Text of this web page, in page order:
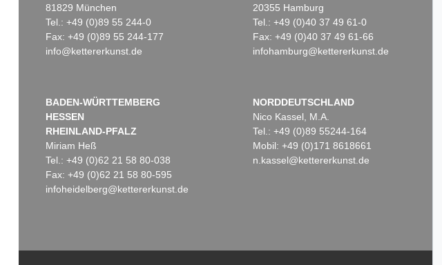
Auktion 407 - Lot 234
Auktion 410 - Lot 1228
Auktion
ANTONI
81829 München
Tel.: +49 (0)89 55 244-0
Fax: +49 (0)89 55 244-177
info@kettererkunst.de
20355 Hamburg
Tel.: +49 (0)40 37 49 61-0
Fax: +49 (0)40 37 49 61-66
infohamburg@kettererkunst.de
BADEN-WÜRTTEMBERG
HESSEN
RHEINLAND-PFALZ
Miriam Heß
Tel.: +49 (0)62 21 58 80-038
Fax: +49 (0)62 21 58 80-595
infoheidelberg@kettererkunst.de
NORDDEUTSCHLAND
Nico Kassel, M.A.
Tel.: +49 (0)89 55244-164
Mobil: +49 (0)171 8618661
n.kassel@kettererkunst.de